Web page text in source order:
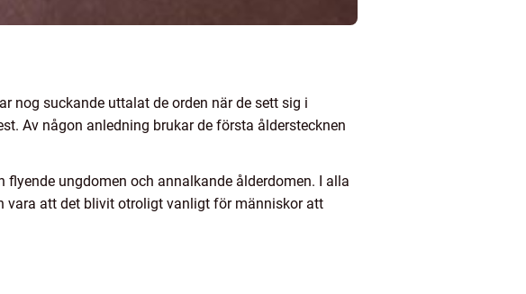
nog suckande uttalat de orden när de sett sig i
Av någon anledning brukar de första ålderstecknen
ungdomen och annalkande ålderdomen. I alla
vara att det blivit otroligt vanligt för människor att